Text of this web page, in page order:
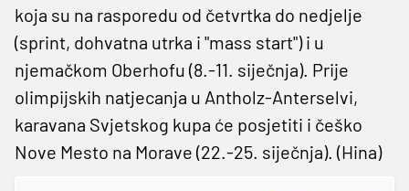
koja su na rasporedu od četvrtka do nedjelje
(sprint, dohvatna utrka i "mass start") i u
njemačkom Oberhofu (8.-11. siječnja). Prije
olimpijskih natjecanja u Antholz-Anterselvi,
karavana Svjetskog kupa će posjetiti i češko
Nove Mesto na Morave (22.-25. siječnja). (Hina)